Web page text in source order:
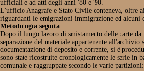
ufficiali e ad atti degli anni '80 e '90.
L'ufficio Anagrafe e Stato Civile conteneva, oltre
riguardanti le emigrazioni-immigrazione ed alcuni
Metodologia seguita
Dopo il lungo lavoro di smistamento delle carte da
separazione del materiale appartenente
documentazione di deposito e corrente, si è
sono state ricostruite cronologicamente le serie in
comunale e raggruppate secondo le varie